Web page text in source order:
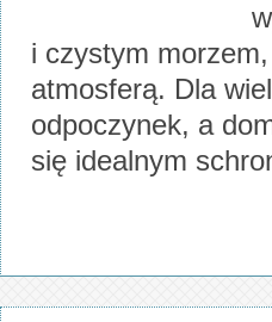
i czystym
atmosferą. Dla
odpoczynek, a
się idealnym